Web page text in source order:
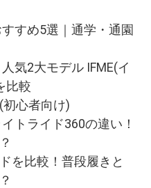
すめ5選｜通学・通園
気2大モデル IFME(イ
比較
心者向け)
トライド360の違い！
を比較！普段履きと